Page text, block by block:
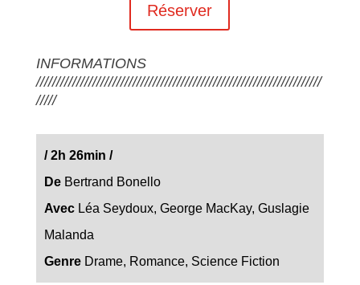
Réserver
INFORMATIONS
///////////////////////////////////////////////////////////////////////
/////
/2h 26min /
DeBertrand Bonello
AvecLéa Seydoux, George MacKay, Guslagie
Malanda
GenreDrame, Romance, Science Fiction